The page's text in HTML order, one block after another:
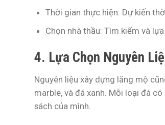
Thời gian thực hiện: Dự kiến
Chọn nhà thầu: Tìm kiếm và
4. Lựa Chọn Nguyên
Nguyên liệu xây dựng lăng mộ
marble, và đá xanh. Mỗi loại đá
sách của mình.